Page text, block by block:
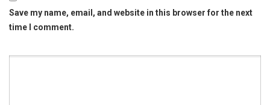
Save my name, email, and website in this browser for the next
time I comment.